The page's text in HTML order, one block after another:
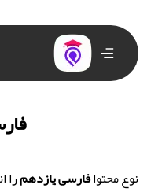
نوع محتوافارسی یازدهمرا